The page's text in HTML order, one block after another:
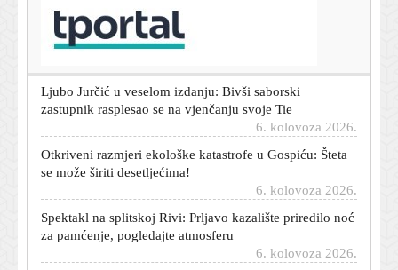
Manjak vode u Dunavu: Bukurešt uvodi dramatične
mjere štednje
zastupnik rasplesao se na vjenčanju svoje Tie
6. kolovoza 2026.
Otkriveni razmjeri ekološke katastrofe u Gospiću: Šteta
se može širiti desetljećima!
Spektakl na splitskoj Rivi: Prljavo kazalište priredilo noć
za pamćenje, pogledajte atmosferu
Odjeknule riječi srpskog povjesničara: Hrvati imaju što